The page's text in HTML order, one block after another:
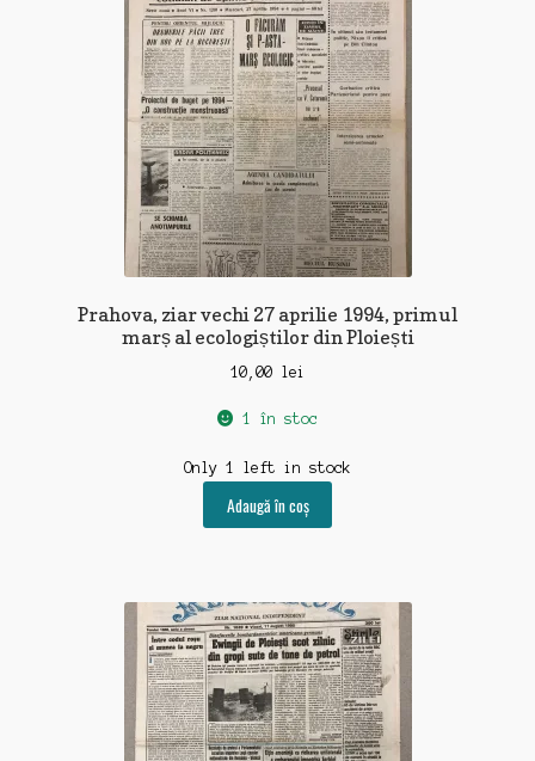
Prahova, ziar vechi 27 aprilie 1994, primul
marș al ecologiștilor din Ploiești
10,00 lei
1 în stoc
Only 1 left in stock
Adaugă în coș